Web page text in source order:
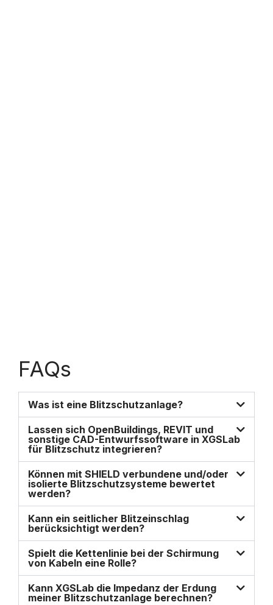
FAQs
Was ist eine Blitzschutzanlage?
Lassen sich OpenBuildings, REVIT und
sonstige CAD-Entwurfssoftware in XGSLab
für Blitzschutz integrieren?
Können mit SHIELD verbundene und/oder
isolierte Blitzschutzsysteme bewertet
werden?
Kann ein seitlicher Blitzeinschlag
berücksichtigt werden?
Spielt die Kettenlinie bei der Schirmung
von Kabeln eine Rolle?
Kann XGSLab die Impedanz der Erdung
meiner Blitzschutzanlage berechnen?